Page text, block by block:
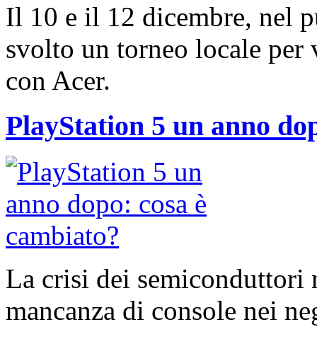
Il 10 e il 12 dicembre, nel
svolto un torneo locale
con Acer.
PlayStation 5 un anno
La crisi dei semiconduttori
mancanza di console nei